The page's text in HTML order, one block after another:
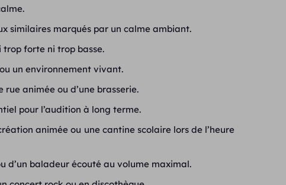
similaires marqués par un calme ambiant.
forte ni trop basse.
un environnement vivant.
animée ou d’une brasserie.
pour l’audition à long terme.
animée ou une cantine scolaire lors de l’heure
d’un baladeur écouté au volume maximal.